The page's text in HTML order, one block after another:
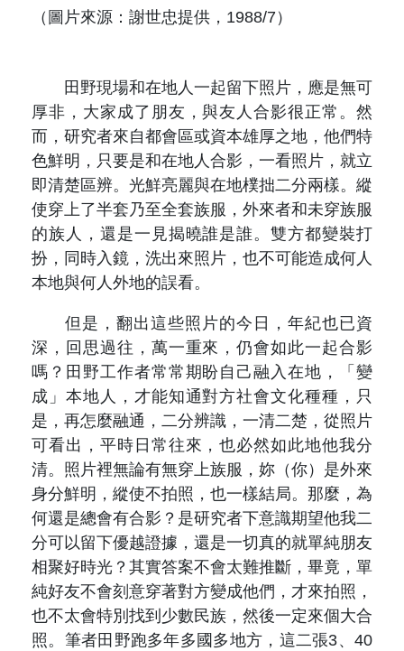
（圖片來源：謝世忠提供，1988/7）
田野現場和在地人一起留下照片，應是無可
厚非，大家成了朋友，與友人合影很正常。然
而，研究者來自都會區或資本雄厚之地，他們特
色鮮明，只要是和在地人合影，一看照片，就立
即清楚區辨。光鮮亮麗與在地樸拙二分兩樣。縱
使穿上了半套乃至全套族服，外來者和未穿族服
的族人，還是一見揭曉誰是誰。雙方都變裝打
扮，同時入鏡，洗出來照片，也不可能造成何人
本地與何人外地的誤看。
但是，翻出這些照片的今日，年紀也已資
深，回思過往，萬一重來，仍會如此一起合影
嗎？田野工作者常常期盼自己融入在地，「變
成」本地人，才能知通對方社會文化種種，只
是，再怎麼融通，二分辨識，一清二楚，從照片
可看出，平時日常往來，也必然如此地他我分
清。照片裡無論有無穿上族服，妳（你）是外來
身分鮮明，縱使不拍照，也一樣結局。那麼，為
何還是總會有合影？是研究者下意識期望他我二
分可以留下優越證據，還是一切真的就單純朋友
相聚好時光？其實答案不會太難推斷，畢竟，單
純好友不會刻意穿著對方變成他們，才來拍照，
也不太會特別找到少數民族，然後一定來個大合
照。筆者田野跑多年多國多地方，這二張3、40